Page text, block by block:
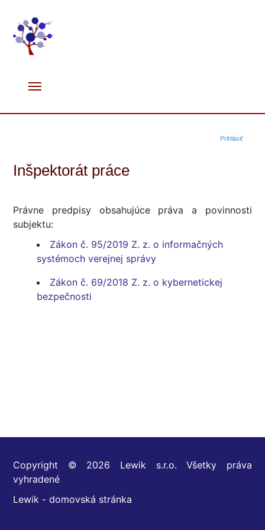
Prihlásiť
Inšpektorát práce
Právne predpisy obsahujúce práva a povinnosti
subjektu:
Zákon č. 95/2019 Z. z. o informačných
systémoch verejnej správy
Zákon č. 69/2018 Z. z. o kybernetickej
bezpečnosti
Copyright © 2026 Lewik s.r.o. Všetky práva
vyhradené
Lewik - domovská stránka